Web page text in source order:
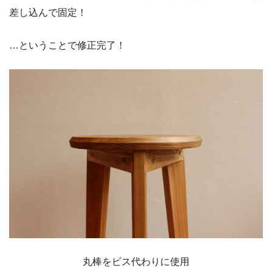
差し込んで固定！
…ということで修正完了！
丸棒をビス代わりに使用